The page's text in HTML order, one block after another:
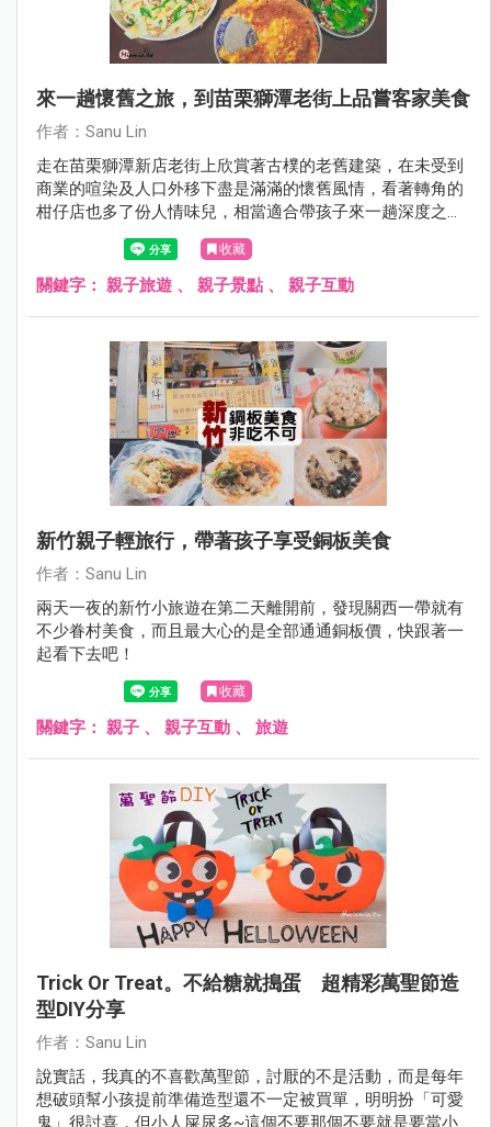
來一趟懷舊之旅，到苗栗獅潭老街上品嘗客家美食
作者：Sanu Lin
走在苗栗獅潭新店老街上欣賞著古樸的老舊建築，在未受到
商業的喧染及人口外移下盡是滿滿的懷舊風情，看著轉角的
柑仔店也多了份人情味兒，相當適合帶孩子來一趟深度之旅
收藏
關鍵字： 親子旅遊 、 親子景點 、 親子互動
新竹親子輕旅行，帶著孩子享受銅板美食
作者：Sanu Lin
兩天一夜的新竹小旅遊在第二天離開前，發現關西一帶就有
不少眷村美食，而且最大心的是全部通通銅板價，快跟著一
起看下去吧！
收藏
關鍵字： 親子 、 親子互動 、 旅遊
Trick Or Treat。不給糖就搗蛋 超精彩萬聖節造
型DIY分享
作者：Sanu Lin
說實話，我真的不喜歡萬聖節，討厭的不是活動，而是每年
想破頭幫小孩提前準備造型還不一定被買單，明明扮「可愛
鬼」很討喜，但小人屎尿多~這個不要那個不要就是要當小